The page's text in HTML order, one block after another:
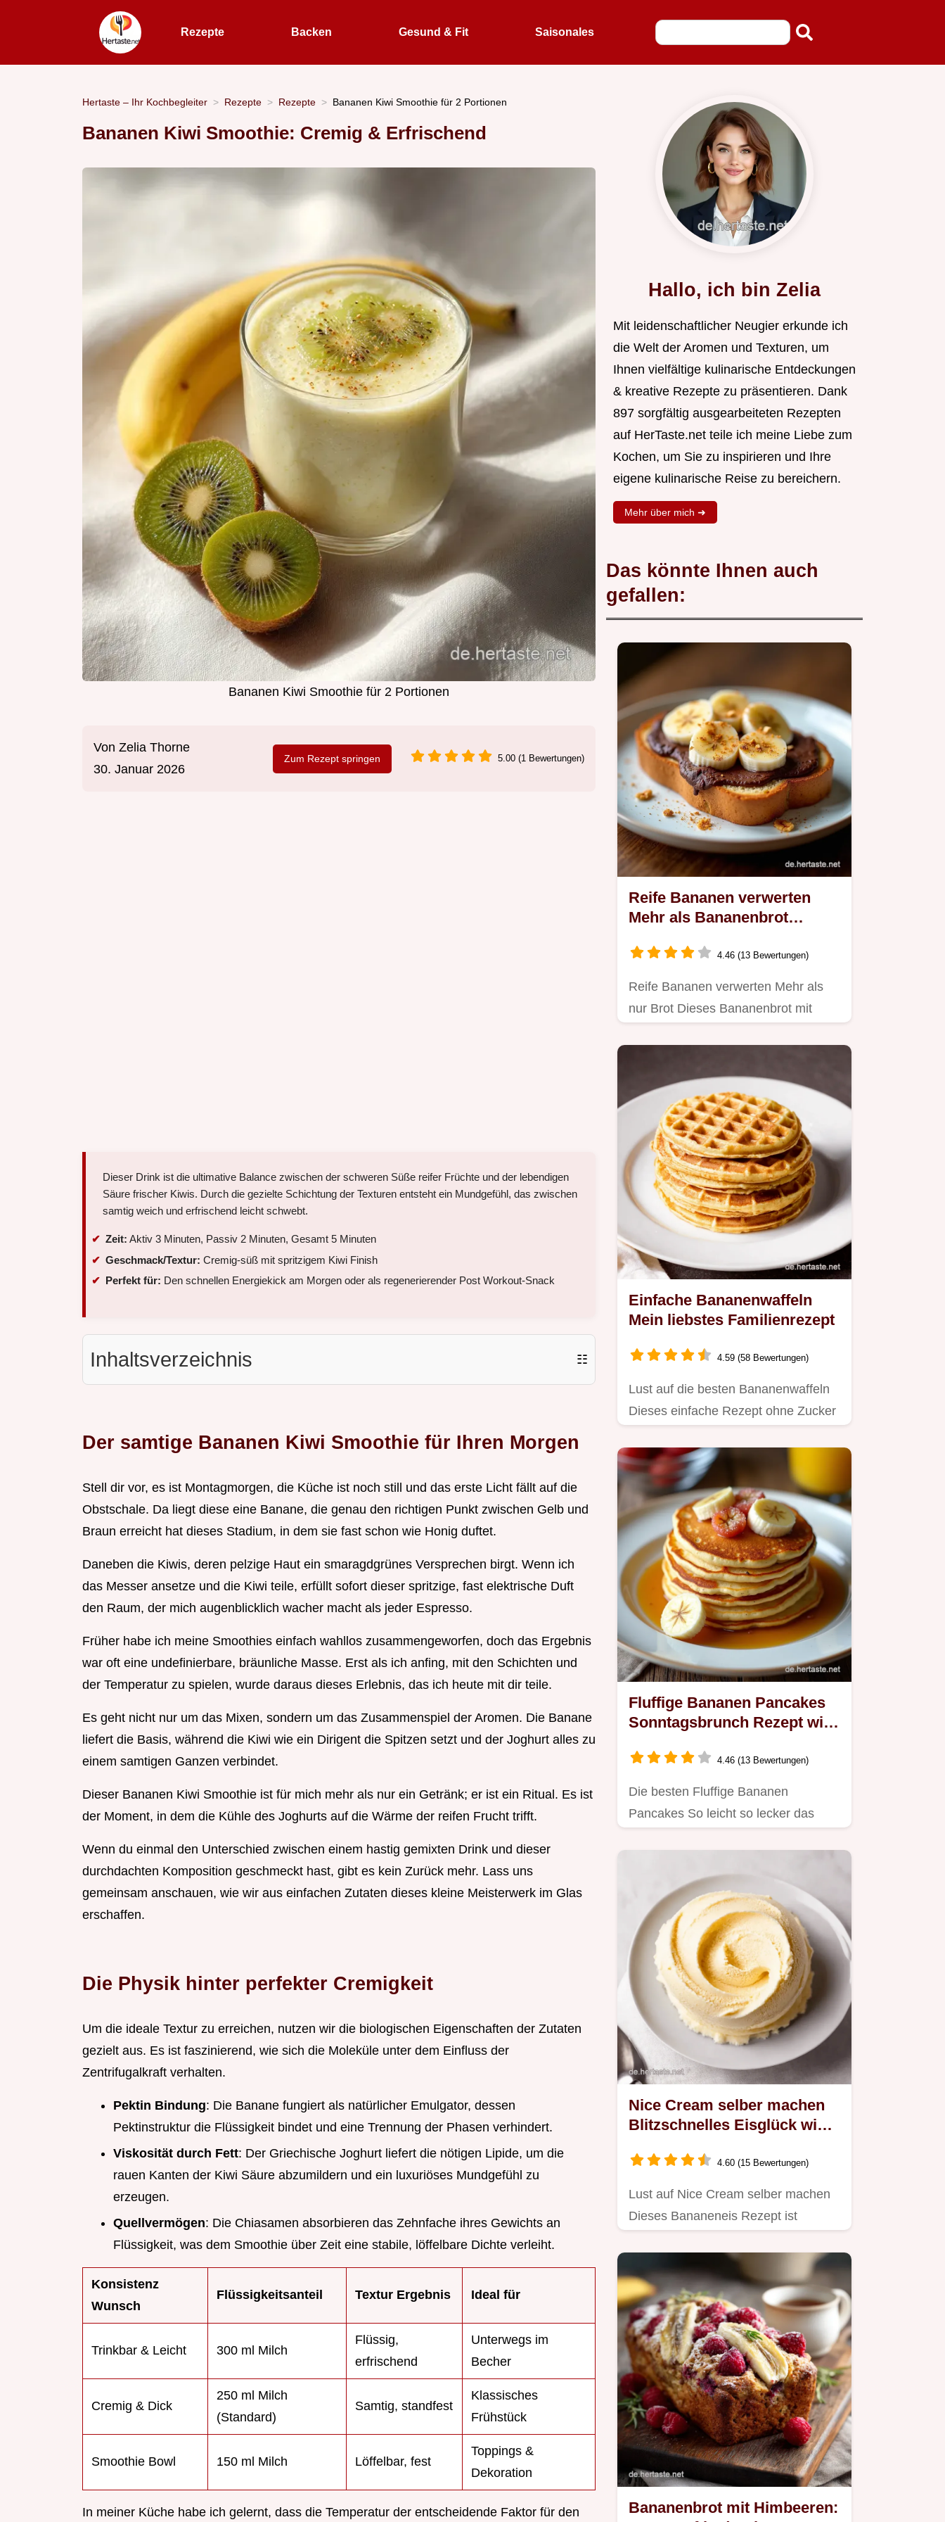
Rezepte Backen Gesund & Fit Saisonales
Hertaste – Ihr Kochbegleiter Rezepte Rezepte Bananen Kiwi Smoothie für 2 Portionen
Bananen Kiwi Smoothie: Cremig & Erfrischend
Bananen Kiwi Smoothie für 2 Portionen
Von Zelia Thorne
30. Januar 2026
Zum Rezept springen 5.00 (1 Bewertungen)
Dieser Drink ist die ultimative Balance zwischen der schweren Süße reifer Früchte und der lebendigen
Säure frischer Kiwis. Durch die gezielte Schichtung der Texturen entsteht ein Mundgefühl, das zwischen
samtig weich und erfrischend leicht schwebt.
Zeit: Aktiv 3 Minuten, Passiv 2 Minuten, Gesamt 5 Minuten
Geschmack/Textur: Cremig-süß mit spritzigem Kiwi Finish
Perfekt für: Den schnellen Energiekick am Morgen oder als regenerierender Post Workout-Snack
Inhaltsverzeichnis ☷
Der samtige Bananen Kiwi Smoothie für Ihren Morgen
Stell dir vor, es ist Montagmorgen, die Küche ist noch still und das erste Licht fällt auf die
Obstschale. Da liegt diese eine Banane, die genau den richtigen Punkt zwischen Gelb und
Braun erreicht hat dieses Stadium, in dem sie fast schon wie Honig duftet.
Daneben die Kiwis, deren pelzige Haut ein smaragdgrünes Versprechen birgt. Wenn ich
das Messer ansetze und die Kiwi teile, erfüllt sofort dieser spritzige, fast elektrische Duft
den Raum, der mich augenblicklich wacher macht als jeder Espresso.
Früher habe ich meine Smoothies einfach wahllos zusammengeworfen, doch das Ergebnis
war oft eine undefinierbare, bräunliche Masse. Erst als ich anfing, mit den Schichten und
der Temperatur zu spielen, wurde daraus dieses Erlebnis, das ich heute mit dir teile.
Es geht nicht nur um das Mixen, sondern um das Zusammenspiel der Aromen. Die Banane
liefert die Basis, während die Kiwi wie ein Dirigent die Spitzen setzt und der Joghurt alles zu
einem samtigen Ganzen verbindet.
Dieser Bananen Kiwi Smoothie ist für mich mehr als nur ein Getränk; er ist ein Ritual. Es ist
der Moment, in dem die Kühle des Joghurts auf die Wärme der reifen Frucht trifft.
Wenn du einmal den Unterschied zwischen einem hastig gemixten Drink und dieser
durchdachten Komposition geschmeckt hast, gibt es kein Zurück mehr. Lass uns
gemeinsam anschauen, wie wir aus einfachen Zutaten dieses kleine Meisterwerk im Glas
erschaffen.
Die Physik hinter perfekter Cremigkeit
Um die ideale Textur zu erreichen, nutzen wir die biologischen Eigenschaften der Zutaten
gezielt aus. Es ist faszinierend, wie sich die Moleküle unter dem Einfluss der
Zentrifugalkraft verhalten.
Pektin Bindung: Die Banane fungiert als natürlicher Emulgator, dessen
Pektinstruktur die Flüssigkeit bindet und eine Trennung der Phasen verhindert.
Viskosität durch Fett: Der Griechische Joghurt liefert die nötigen Lipide, um die
rauen Kanten der Kiwi Säure abzumildern und ein luxuriöses Mundgefühl zu
erzeugen.
Quellvermögen: Die Chiasamen absorbieren das Zehnfache ihres Gewichts an
Flüssigkeit, was dem Smoothie über Zeit eine stabile, löffelbare Dichte verleiht.
Konsistenz
Wunsch
Flüssigkeitsanteil Textur Ergebnis Ideal für
Trinkbar & Leicht 300 ml Milch
Flüssig,
erfrischend
Unterwegs im
Becher
Cremig & Dick
250 ml Milch
(Standard)
Samtig, standfest
Klassisches
Frühstück
Smoothie Bowl 150 ml Milch Löffelbar, fest
Toppings &
Dekoration
In meiner Küche habe ich gelernt, dass die Temperatur der entscheidende Faktor für den
Hallo, ich bin Zelia
Mit leidenschaftlicher Neugier erkunde ich
die Welt der Aromen und Texturen, um
Ihnen vielfältige kulinarische Entdeckungen
& kreative Rezepte zu präsentieren. Dank
897 sorgfältig ausgearbeiteten Rezepten
auf HerTaste.net teile ich meine Liebe zum
Kochen, um Sie zu inspirieren und Ihre
eigene kulinarische Reise zu bereichern.
Mehr über mich ➜
Das könnte Ihnen auch
gefallen:
Reife Bananen verwerten
Mehr als Bananenbrot
4.46 (13 Bewertungen)
Reife Bananen verwerten Mehr als
nur Brot Dieses Bananenbrot mit
Einfache Bananenwaffeln
Mein liebstes Familienrezept
4.59 (58 Bewertungen)
Lust auf die besten Bananenwaffeln
Dieses einfache Rezept ohne Zucker
Fluffige Bananen Pancakes
Sonntagsbrunch Rezept wie
4.46 (13 Bewertungen)
Die besten Fluffige Bananen
Pancakes So leicht so lecker das
Nice Cream selber machen
Blitzschnelles Eisglück wie
4.60 (15 Bewertungen)
Lust auf Nice Cream selber machen
Dieses Bananeneis Rezept ist
Bananenbrot mit Himbeeren: